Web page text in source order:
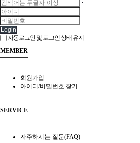
Login
자동로그인 및 로그인 상태 유지
MEMBER
회원가입
아이디/비밀번호 찾기
SERVICE
자주하시는 질문(FAQ)